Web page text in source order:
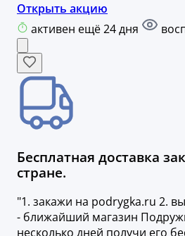
Открыть акцию
активен ещё 24 дня
Бесплатная доставка
стране.
"1. закажи на podrygka.ru 2.
- ближайший магазин
несколько дней получи его